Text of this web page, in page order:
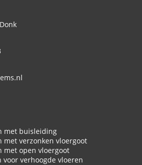
met buisleiding
met verzonken vloergoot
met open vloergoot
voor verhoogde vloeren